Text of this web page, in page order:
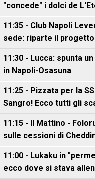
"concede" i dolci de
11:35 - Club Napoli
sede: riparte il
11:30 - Lucca: spunta
in Napoli-Osasuna
11:25 - Pizzata per la
Sangro! Ecco tutti gli
11:15 - Il Mattino -
sulle cessioni di
11:00 - Lukaku in
ecco dove si stava